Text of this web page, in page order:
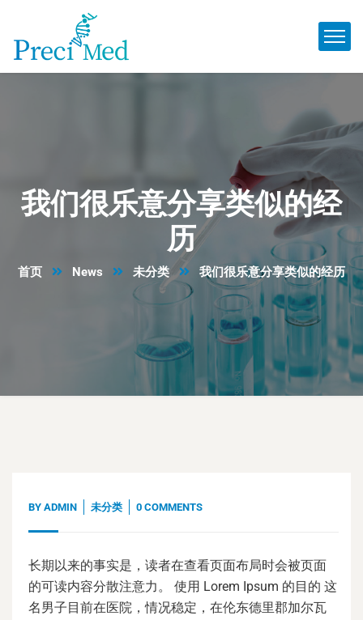
我们很乐意分享类似的经
历
首页 News 未分类 我们很乐意分享类似的经历
BY ADMIN 未分类 0 COMMENTS
长期以来的事实是，读者在查看页面布局时会被页面
的可读内容分散注意力。 使用 Lorem Ipsum 的目的 这
名男子目前在医院，情况稳定，在伦东德里郡加尔瓦